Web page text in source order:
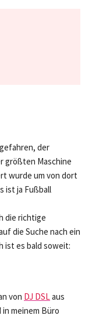
der
größten Maschine
wurde um von dort
ist ja Fußball
die richtige
die Suche nach ein
ist es bald soweit:
von DJ DSLaus
meinem Büro